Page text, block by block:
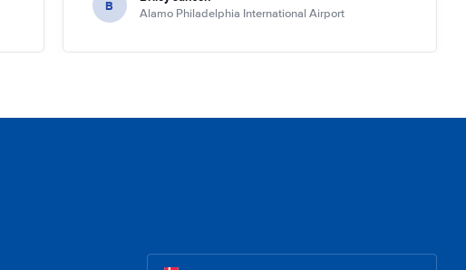
B Alamo Philadelphia International Airport